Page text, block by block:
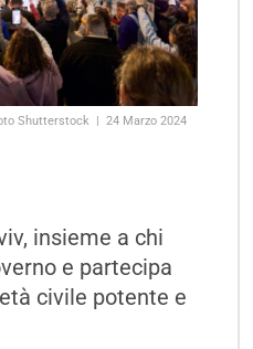
Shutterstock 24 Marzo 2024
insieme a chi
e partecipa
civile potente e